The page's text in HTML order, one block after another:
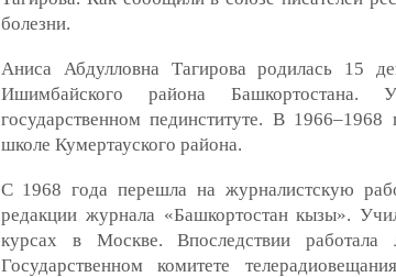
болезни.
Аниса Абдулловна Тагирова родилась 15
Ишимбайского района Башкортостана.
государственном пединституте. В
школе Кумертауского района.
С 1968 года перешла на журналистскую
редакции журнала «Башкортостан кызы».
курсах в Москве. Впоследствии работала
Государственном комитете